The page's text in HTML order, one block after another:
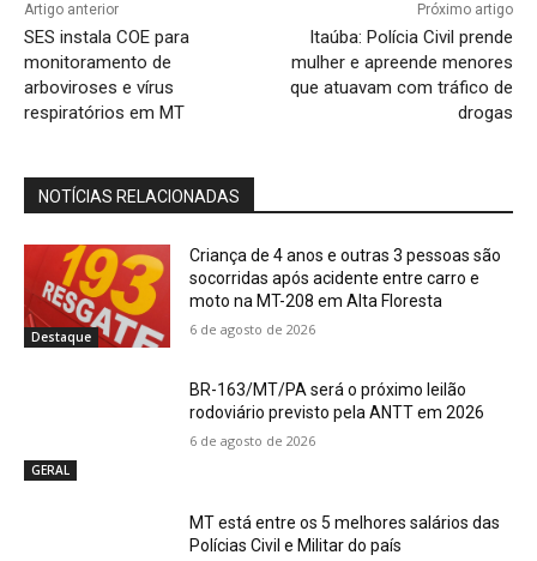
Artigo anterior
SES instala COE para
monitoramento de
arboviroses e vírus
respiratórios em MT
Próximo artigo
Itaúba: Polícia Civil prende
mulher e apreende menores
que atuavam com tráfico de
drogas
NOTÍCIAS RELACIONADAS
Destaque
Criança de 4 anos e outras 3 pessoas são
socorridas após acidente entre carro e
moto na MT-208 em Alta Floresta
6 de agosto de 2026
GERAL
BR-163/MT/PA será o próximo leilão
rodoviário previsto pela ANTT em 2026
6 de agosto de 2026
MT está entre os 5 melhores salários das
Polícias Civil e Militar do país